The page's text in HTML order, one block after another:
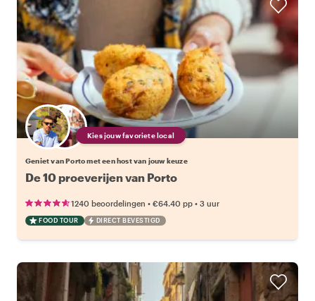
Kies jouw favoriete local
Geniet van Porto met een host van jouw keuze
De 10 proeverijen van Porto
1240 beoordelingen • €64.40 pp • 3 uur
FOOD TOUR DIRECT BEVESTIGD